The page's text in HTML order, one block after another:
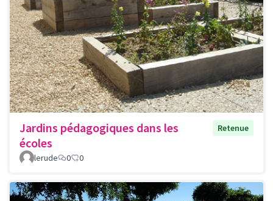
Jardins pédagogiques dans les
écoles
Retenue
lerude 0 0